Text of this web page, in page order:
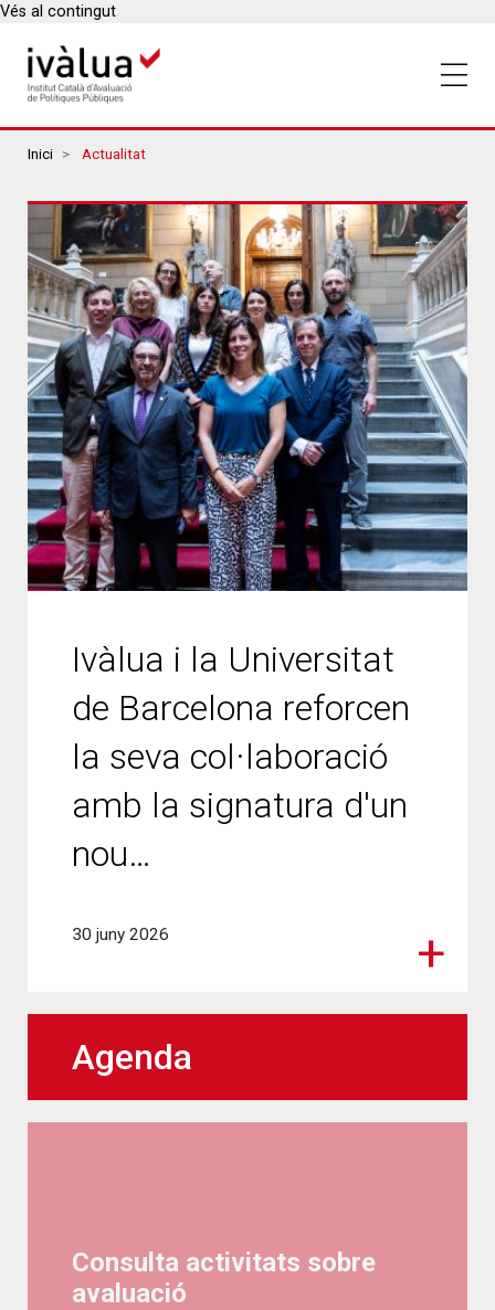
Vés al contingut
Breadcrumbs
Inici Actualitat
Agenda
Consulta activitats sobre
avaluació
Ivàlua i la Universitat
de Barcelona reforcen
la seva col·laboració
amb la signatura d'un
nou…
30 juny 2026